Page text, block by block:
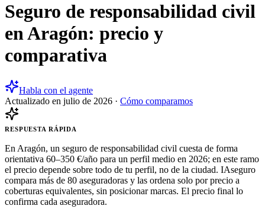
Seguro de responsabilidad civil
en Aragón: precio y
comparativa
Habla con el agente
Actualizado en julio de 2026 · Cómo comparamos
RESPUESTA RÁPIDA
En Aragón, un seguro de responsabilidad civil cuesta de forma
orientativa 60–350 €/año para un perfil medio en 2026; en este ramo
el precio depende sobre todo de tu perfil, no de la ciudad. IAseguro
compara más de 80 aseguradoras y las ordena solo por precio a
coberturas equivalentes, sin posicionar marcas. El precio final lo
confirma cada aseguradora.